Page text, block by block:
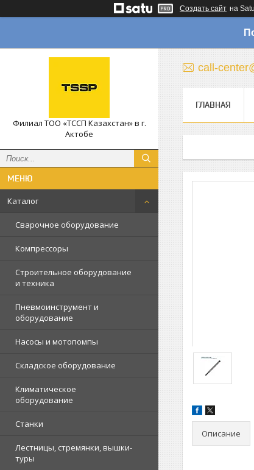
Создать сайт на
Филиал ТОО «ТССП Казахстан» в г.
Актобе
Каталог
Сварочное оборудование
Компрессоры
Строительное оборудование
и техника
Пневмоинструмент и
оборудование
Насосы и мотопомпы
Складское оборудование
Климатическое
оборудование
Станки
Лестницы, стремянки, вышки-
туры
call-
ГЛАВНАЯ
Описание